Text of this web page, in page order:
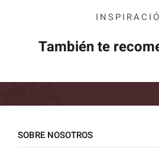
También te
SOBRE NOSOTROS